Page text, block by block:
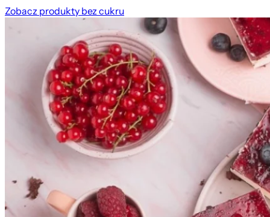
Zobacz produkty bez cukru